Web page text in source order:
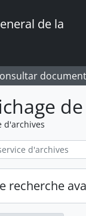
de la
d'archives
recherche